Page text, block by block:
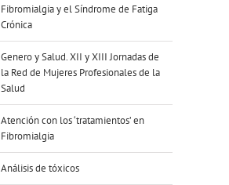
Fibromialgia y el Síndrome de Fatiga
Crónica
Genero y Salud. XII y XIII Jornadas de
la Red de Mujeres Profesionales de la
Salud
Atención con los ‘tratamientos’ en
Fibromialgia
Análisis de tóxicos